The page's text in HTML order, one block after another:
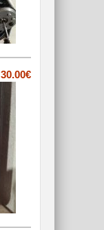
30.00€